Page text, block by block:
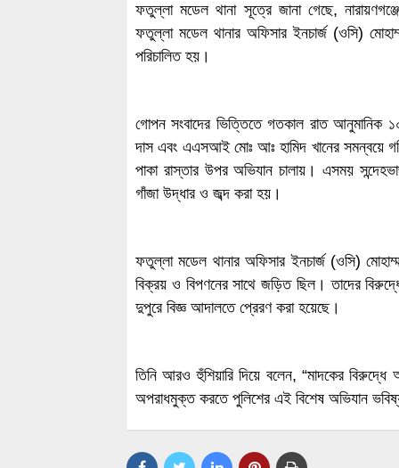
ফতুল্লা মডেল থানা সূত্রে জানা গেছে,
ফতুল্লা মডেল থানার অফিসার ইনচার্জ (ওসি)
পরিচালিত হয়।
গোপন সংবাদের ভিত্তিতে গতকাল রাত
দাস এবং এএসআই মোঃ আঃ হামিদ খানের সমন্বয়ে
পাকা রাস্তার উপর অভিযান চালায়। এসময়
গাঁজা উদ্ধার ও জব্দ করা হয়।
ফতুল্লা মডেল থানার অফিসার ইনচার্জ (ওসি)
বিক্রয় ও বিপণনের সাথে জড়িত ছিল। তাদের
দুপুরে বিজ্ঞ আদালতে প্রেরণ করা হয়েছে।
তিনি আরও হুঁশিয়ারি দিয়ে বলেন, “মাদকের
অপরাধমুক্ত করতে পুলিশের এই বিশেষ অভিযান